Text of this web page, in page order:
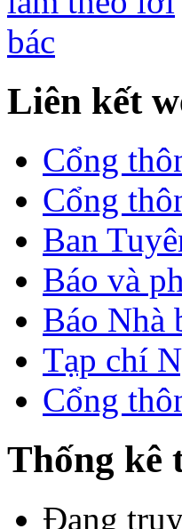
Liên kết
Cổng
Cổng
Ban
Báo và
Báo Nhà
Tạp chí
Cổng
Thống kê
Đang